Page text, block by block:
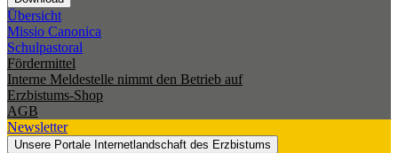
Übersicht
Missio Canonica
Schulpastoral
Fördermittel
Interne Meldestelle nimmt den Betrieb auf
Erzbistums-Shop
AGB
Newsletter
Unsere Portale Internetlandschaft des Erzbistums